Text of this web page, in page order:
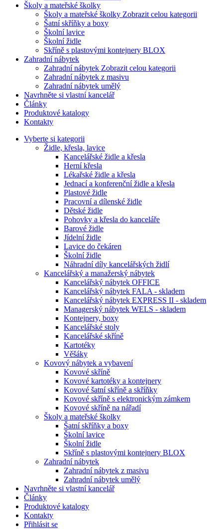
Školy a mateřské školky
Školy a mateřské školky Zobrazit celou kategorii
Šatní skříňky a boxy
Školní lavice
Školní židle
Skříně s plastovými kontejnery BLOX
Zahradní nábytek
Zahradní nábytek Zobrazit celou kategorii
Zahradní nábytek z masivu
Zahradní nábytek umělý
Navrhněte si vlastní kancelář
Články
Produktové katalogy
Kontakty
Vyberte si kategorii
Židle, křesla, lavice
Kancelářské židle a křesla
Herní křesla
Lékařské židle a křesla
Jednací a konferenční židle a křesla
Plastové židle
Pracovní a dílenské židle
Dětské židle
Pohovky a křesla do kanceláře
Barové židle
Jídelní židle
Lavice do čekáren
Školní židle
Náhradní díly kancelářských židlí
Kancelářský a manažerský nábytek
Kancelářský nábytek OFFICE
Kancelářský nábytek FALA - skladem
Kancelářský nábytek EXPRESS II - skladem
Managerský nábytek WELS - skladem
Kontejnery, boxy
Kancelářské stoly
Kancelářské skříně
Kartotéky
Věšáky
Kovový nábytek a vybavení
Kovové skříně
Kovové kartotéky a kontejnery
Kovové šatní skříně a skříňky
Kovové skříně s elektronickým zámkem
Kovové skříně na nářadí
Školy a mateřské školky
Šatní skříňky a boxy
Školní lavice
Školní židle
Skříně s plastovými kontejnery BLOX
Zahradní nábytek
Zahradní nábytek z masivu
Zahradní nábytek umělý
Navrhněte si vlastní kancelář
Články
Produktové katalogy
Kontakty
Přihlásit se